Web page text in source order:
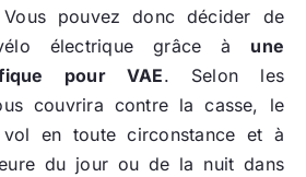
pouvez donc décider de
électrique grâce à une
pour VAE. Selon les
couvrira contre la casse, le
en toute circonstance et à
du jour ou de la nuit dans